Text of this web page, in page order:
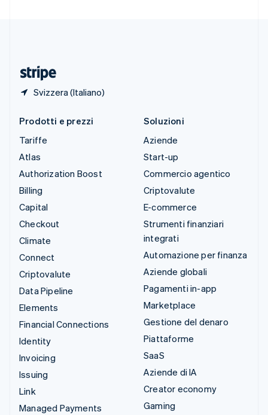
Svizzera (Italiano)
Prodotti e prezzi
Tariffe
Atlas
Authorization Boost
Billing
Capital
Checkout
Climate
Connect
Criptovalute
Data Pipeline
Elements
Financial Connections
Identity
Invoicing
Issuing
Link
Managed Payments
Soluzioni
Aziende
Start-up
Commercio agentico
Criptovalute
E-commerce
Strumenti finanziari
integrati
Automazione per finanza
Aziende globali
Pagamenti in-app
Marketplace
Gestione del denaro
Piattaforme
SaaS
Aziende di IA
Creator economy
Gaming